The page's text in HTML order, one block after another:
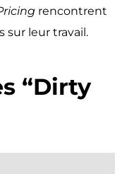
rencontrent
sur leur travail.
“Dirty